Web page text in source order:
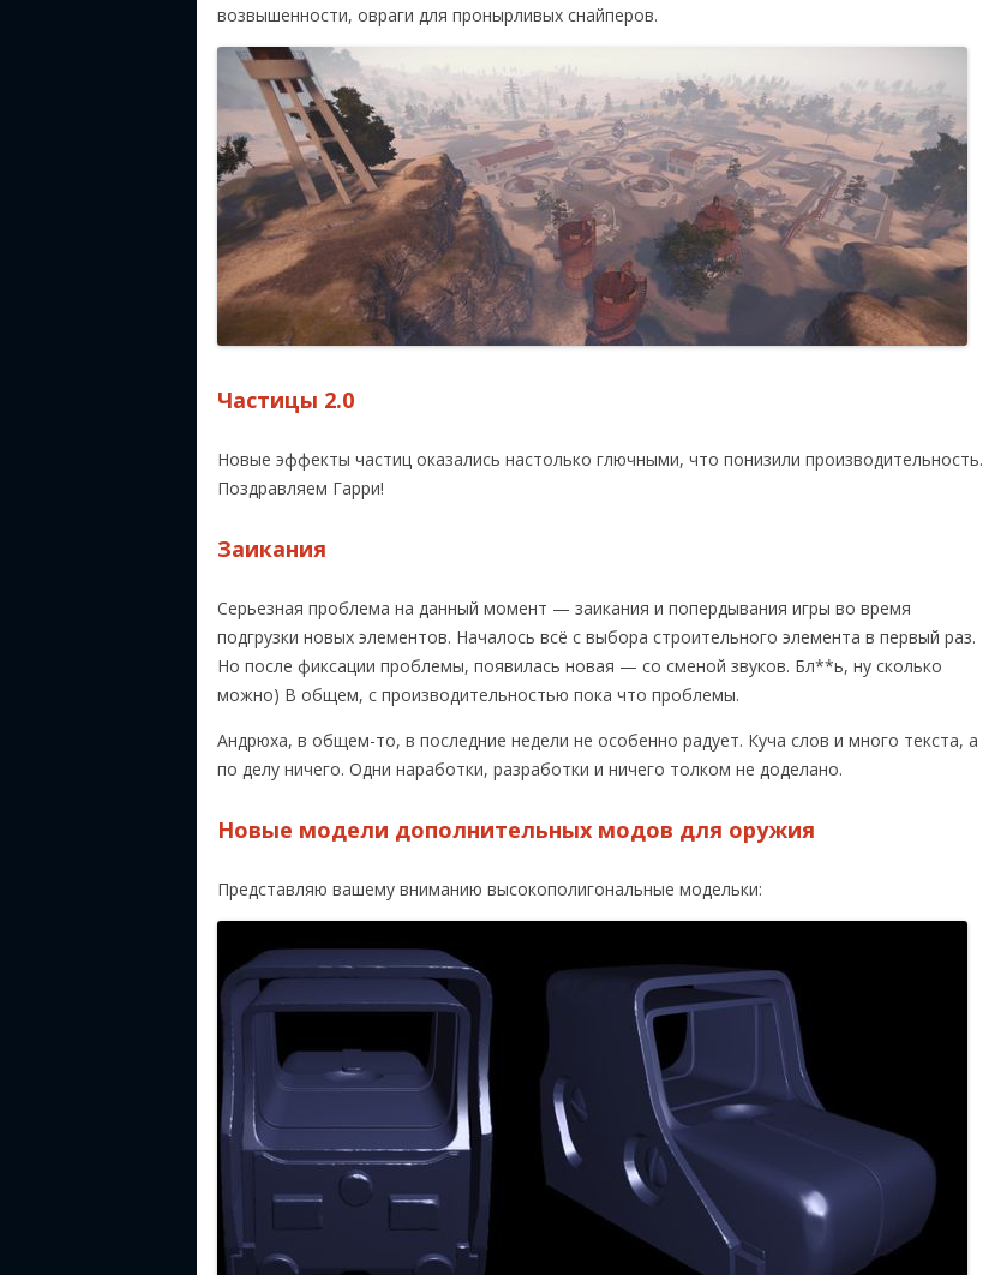
возвышенности, овраги для пронырливых снайперов.
Частицы 2.0
Новые эффекты частиц оказались настолько глючными, что понизили производительность.
Поздравляем Гарри!
Заикания
Серьезная проблема на данный момент — заикания и попердывания игры во время
подгрузки новых элементов. Началось всё с выбора строительного элемента в первый раз.
Но после фиксации проблемы, появилась новая — со сменой звуков. Бл**ь, ну сколько
можно) В общем, с производительностью пока что проблемы.
Андрюха, в общем-то, в последние недели не особенно радует. Куча слов и много текста, а
по делу ничего. Одни наработки, разработки и ничего толком не доделано.
Новые модели дополнительных модов для оружия
Представляю вашему вниманию высокополигональные модельки: